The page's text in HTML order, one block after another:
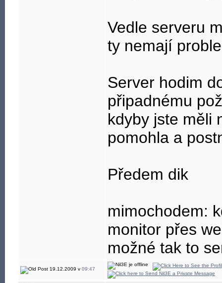
Vedle serveru
ty nemají
Server hodim
připadnému
kdyby jste měli
pomohla a
Předem dik
mimochodem:
monitor přes
možné tak to
19.12.2009 v 09:47